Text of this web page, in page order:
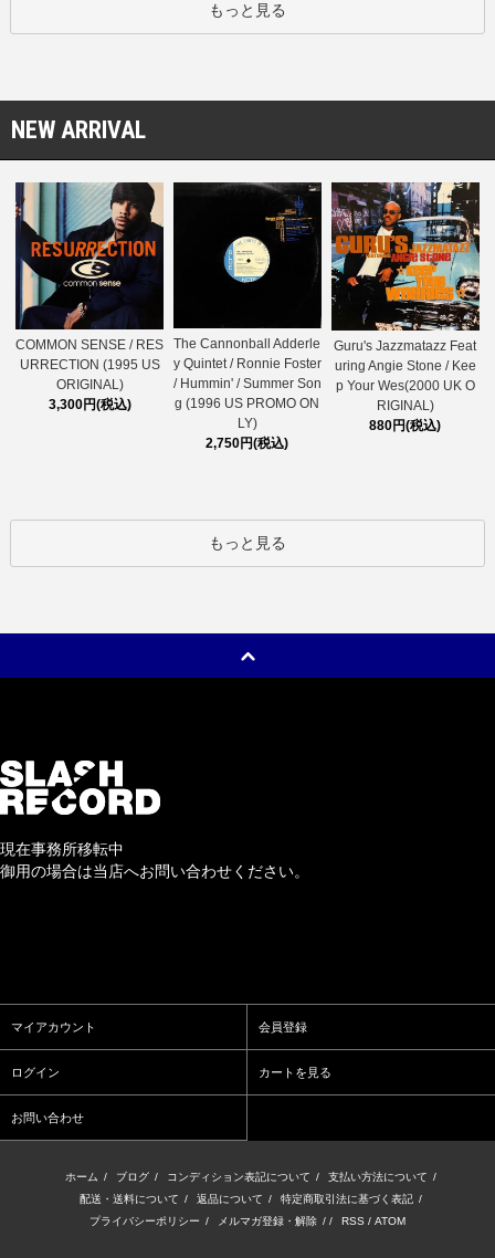
もっと見る
NEW ARRIVAL
COMMON SENSE / RES
URRECTION (1995 US
ORIGINAL)
3,300円(税込)
The Cannonball Adderle
y Quintet / Ronnie Foster
/ Hummin' / Summer Son
g (1996 US PROMO ON
LY)
2,750円(税込)
Guru's Jazzmatazz Feat
uring Angie Stone / Kee
p Your Wes(2000 UK O
RIGINAL)
880円(税込)
もっと見る
現在事務所移転中
御用の場合は当店へお問い合わせください。
マイアカウント 会員登録
ログイン カートを見る
お問い合わせ
ホーム / ブログ / コンディション表記について / 支払い方法について /
配送・送料について / 返品について / 特定商取引法に基づく表記 /
プライバシーポリシー / メルマガ登録・解除 / / RSS / ATOM